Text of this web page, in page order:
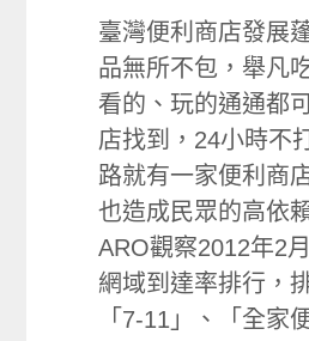
臺灣便利商店發展
品無所不包，舉凡
看的、玩的通通都
店找到，24小時不
路就有一家便利商
也造成民眾的高依
ARO觀察2012年2
網域到達率排行，
「7-11」、「全家